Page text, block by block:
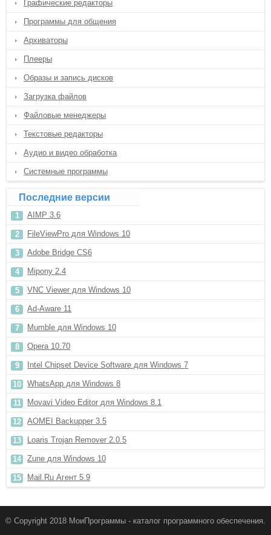
Графические редакторы
Программы для общения
Архиваторы
Плееры
Образы и запись дисков
Загрузка файлов
Файловые менеджеры
Текстовые редакторы
Аудио и видео обработка
Системные программы
Последние версии
AIMP 3.6
FileViewPro для Windows 10
Adobe Bridge CS6
Mipony 2.4
VNC Viewer для Windows 10
Ad-Aware 11
Mumble для Windows 10
Opera 10.70
Intel Chipset Device Software для Windows 7
WhatsApp для Windows 8
Movavi Video Editor для Windows 8.1
AOMEI Backupper 3.5
Loaris Trojan Remover 2.0.5
Zune для Windows 10
Mail.Ru Агент 5.9
© Copyright 2018 МоиПрограммы - каталог программного обеспечения.